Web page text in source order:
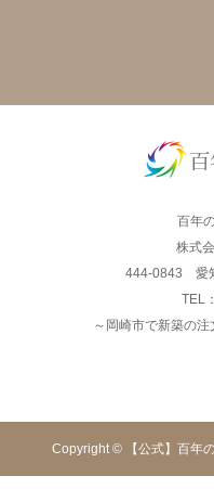
百年
株式
444-0843 愛
TEL
～岡崎市で新築の
Copyright © 【公式】百年